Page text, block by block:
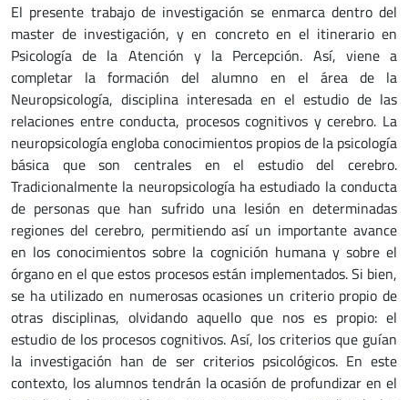
El presente trabajo de investigación se enmarca dentro del
master de investigación, y en concreto en el itinerario en
Psicología de la Atención y la Percepción. Así, viene a
completar la formación del alumno en el área de la
Neuropsicología, disciplina interesada en el estudio de las
relaciones entre conducta, procesos cognitivos y cerebro. La
neuropsicología engloba conocimientos propios de la psicología
básica que son centrales en el estudio del cerebro.
Tradicionalmente la neuropsicología ha estudiado la conducta
de personas que han sufrido una lesión en determinadas
regiones del cerebro, permitiendo así un importante avance
en los conocimientos sobre la cognición humana y sobre el
órgano en el que estos procesos están implementados. Si bien,
se ha utilizado en numerosas ocasiones un criterio propio de
otras disciplinas, olvidando aquello que nos es propio: el
estudio de los procesos cognitivos. Así, los criterios que guían
la investigación han de ser criterios psicológicos. En este
contexto, los alumnos tendrán la ocasión de profundizar en el